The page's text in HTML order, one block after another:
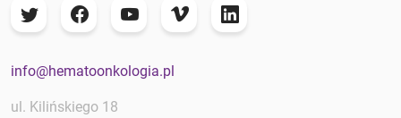
info@hematoonkologia.pl
ul. Kilińskiego 18